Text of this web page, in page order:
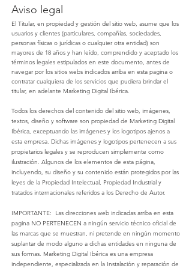
Aviso legal
El Titular, en propiedad y gestión del sitio web, asume que los
usuarios y clientes (particulares, compañías, sociedades,
personas físicas o jurídicas o cualquier otra entidad) son
mayores de 18 años y han leído, comprendido y aceptado los
términos legales estipulados en este documento, antes de
navegar por los sitios webs indicados arriba en esta pagina o
contratar cualquiera de los servicios que pudiera brindar el
titular, en adelante Marketing Digital Ibérica.
Todos los derechos del contenido del sitio web, imágenes,
textos, diseño y software son propiedad de Marketing Digital
Ibérica, exceptuando las imágenes y los logotipos ajenos a
esta empresa. Dichas imágenes y logotipos pertenecen a sus
propietarios legales y se reproducen simplemente como
ilustración. Algunos de los elementos de esta página,
incluyendo, su diseño y su contenido están protegidos por las
leyes de la Propiedad Intelectual, Propiedad Industrial y
tratados internacionales referidos a los Derecho de Autor.
IMPORTANTE: Las direcciones web indicadas arriba en esta
pagina NO PERTENECEN a ningún servicio técnico oficial de
las marcas que se muestran, ni pretende en ningún momento
suplantar de modo alguno a dichas entidades en ninguna de
sus formas. Marketing Digital Ibérica es una empresa
independiente, especializada en la Instalación y reparación de